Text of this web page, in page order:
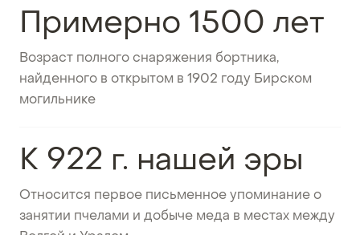
Примерно 1500 лет
Возраст полного снаряжения бортника,
найденного в открытом в 1902 году Бирском
могильнике
К 922 г. нашей эры
Относится первое письменное упоминание о
занятии пчелами и добыче меда в местах между